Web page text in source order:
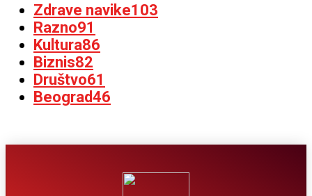
Zdrave navike103
Razno91
Kultura86
Biznis82
Društvo61
Beograd46